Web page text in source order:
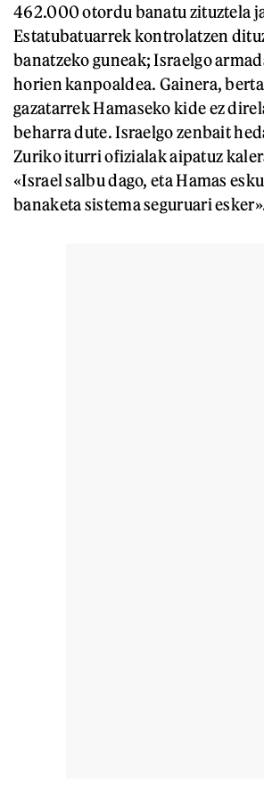
462.000 otordu banatu zituztela
Estatubatuarrek kontrolatzen
banatzeko guneak; Israelgo
horien kanpoaldea. Gainera,
gazatarrek Hamaseko kide ez
beharra dute. Israelgo zenbait
Zuriko iturri ofizialak aipatuz
«Israel salbu dago, eta Hamas
banaketa sistema seguruari